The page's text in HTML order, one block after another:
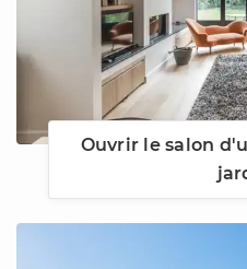
Ouvrir le salon